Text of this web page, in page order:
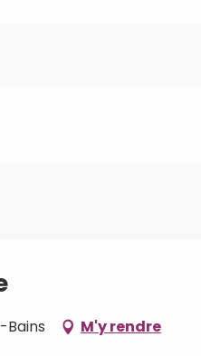
Bains M'y rendre